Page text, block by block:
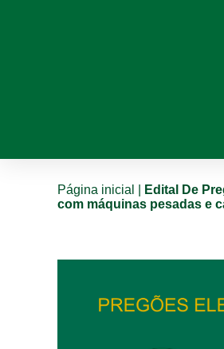
Página inicial
Edital De
com máquinas pesadas e